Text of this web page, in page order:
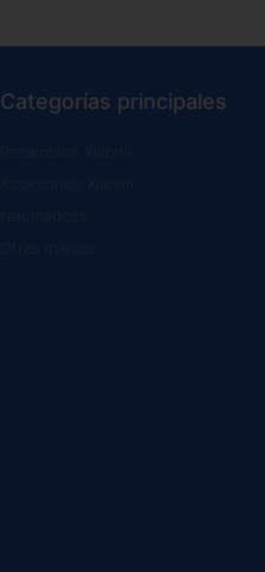
Categorías principales